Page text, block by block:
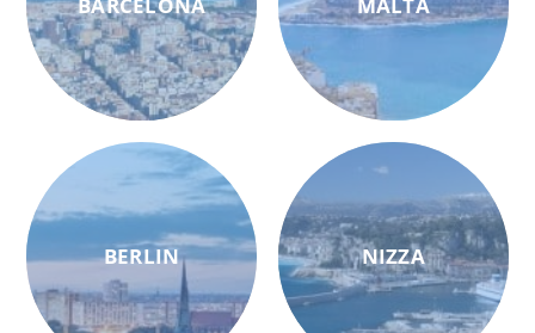
BERLIN NIZZA